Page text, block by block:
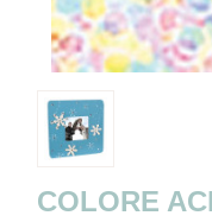
COLORE